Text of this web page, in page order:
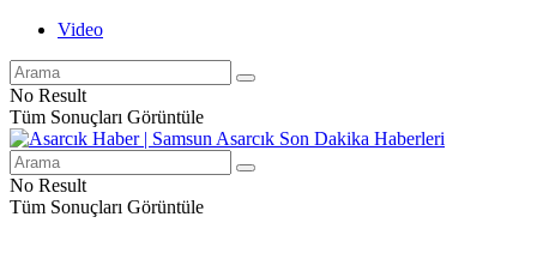
Video
No Result
Tüm Sonuçları Görüntüle
No Result
Tüm Sonuçları Görüntüle